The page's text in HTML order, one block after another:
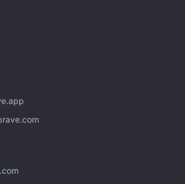
매에 관심이 있는 경우에만
를 사용하십시오. 지원을 원
을 방문해 주